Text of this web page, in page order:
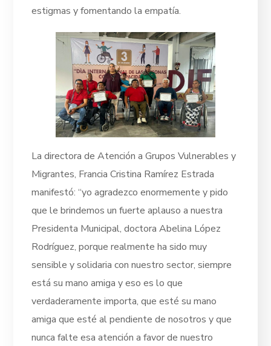
estigmas y fomentando la empatía.
La directora de Atención a Grupos Vulnerables y
Migrantes, Francia Cristina Ramírez Estrada
manifestó: “yo agradezco enormemente y pido
que le brindemos un fuerte aplauso a nuestra
Presidenta Municipal, doctora Abelina López
Rodríguez, porque realmente ha sido muy
sensible y solidaria con nuestro sector, siempre
está su mano amiga y eso es lo que
verdaderamente importa, que esté su mano
amiga que esté al pendiente de nosotros y que
nunca falte esa atención a favor de nuestro